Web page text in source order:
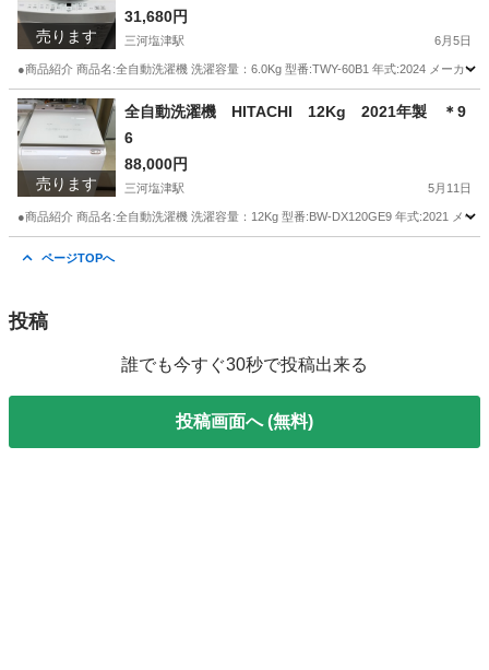
売ります
31,680円
三河塩津駅 6月5日
●商品紹介 商品名:全自動洗濯機 洗濯容量：6.0Kg 型番:TWY-60B1 年式:2024 メーカ
愛知 蒲郡市 三河塩津駅
売ります
全自動洗濯機 HITACHI 12Kg 2021年製 ＊9
6
88,000円
三河塩津駅 5月11日
●商品紹介 商品名:全自動洗濯機 洗濯容量：12Kg 型番:BW-DX120GE9 年式:2021 メ
ページTOPへ
投稿
誰でも今すぐ30秒で投稿出来る
投稿画面へ (無料)